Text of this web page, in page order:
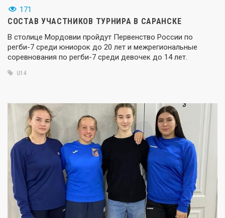
171
СОСТАВ УЧАСТНИКОВ ТУРНИРА В САРАНСКЕ
В столице Мордовии пройдут Первенство России по
регби-7 среди юниорок до 20 лет и межрегиональные
соревнования по регби-7 среди девочек до 14 лет.
U14